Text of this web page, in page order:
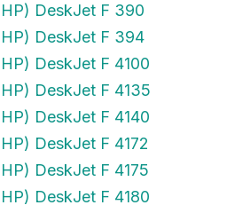
DeskJet F 390
DeskJet F 394
DeskJet F 4100
DeskJet F 4135
DeskJet F 4140
DeskJet F 4172
DeskJet F 4175
DeskJet F 4180